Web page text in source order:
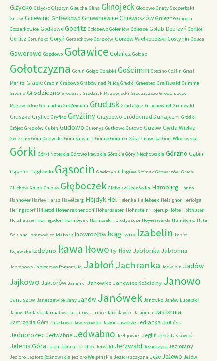
Giżycko Giżycko Olsztyn Glaucha Glina Glinojeck Glodowo Gnaty Szczerbaki
Gniew Gniewino Gniewkowo GniewniewiceGniewoszów Gniezno Gnoien
Goczałkowice Godkowo Goerlitz Golczewo Goleniów Golesze Golub-Dobrzyń Gorlice
Gorlitz Goruńsko Goryń Gorzechowo Gorzków Gorzów Wielkopolski Gostynin Gouda
Goworowo Gozdowo Goławice Gołańcz Gołdap
Gołotczyzna Gołuń Gołąb Gołąbki Gościmin Gościno Goźlin Graal
Muritz Grabie Grabin Grabowo Grabów nad Pilicą Gradki Graested Greifswald Grimma
Grodno Grodziczno Grodzisk Grodzisk Mazowiecki Grodziszcze Grodziszcze
Mazowieckie Gromadno Großenhain Grudusk Grudziądz Gruenewald Grunwald
Gruszka Gryfice Gryfino Gryźliny Grzybowo Gródek nad Dunajcem Gródki
Grójec Grębków Gubin Gudowo Guronys Gutkowo Gutowo Guzów Gwda Wielka
Gwizdały Góra Dylewska Góra Kalwaria Górale Góraliki Góra Puławska Góra Włodowska
Górki Górki Noteckie Górowo Iławskie Górskie Góry Miechowskie Górzno Gąbin
Gągolin Gągławki Gąsocin Gładczyn Głogów Głomsk Głowaczów Głuch
Głuchów Głusk Głusko Głęboczek Głębokie Hajnówka Hamburg Hanna
Hannover Harlev Harsz Havelberg HejdykHel Helenka Hellebaek Helsignor Herfolge
Heringsdorf Hillerod Hohenreichendorf Hohensaaten Hohnstein Hojerup Holte Holthusen
Holzhausen Horingsdorf Hormówek Hornbaek Horodyszcze Hoyerswerda Humięcino Huta
Szklana Ibramowice Idzbark Inowrocław Isąg Iwno Izabelin Izbica
Kujawska Izdebno Iława Iłowo Iły Iłów Jabłonka Jabłonna
Jabłonowo Jabłonowo Pomorskie JabłońJachranka Jadwisin Jadów
Jajkowo Jaktorów Jamniki Janowiec Janowiec Kościelny Janowo
Januszew Januszewice Jany Janów Janówek Janówko Janów Lubelski
Janów Podlaski Jarmatów Jarnatów Jarnice Jarosławiec Jasionna Jastarnia
Jastrzębia Góra Jaszkowo Jawiszowice Jawor Jaworze Jedlanka Jedliński
Jednorożec Jedwabne Jedwabno Jeglijowiec Jeglin Jelcz-Laskowice
Jelenia Góra Jeleń Jemna Jerichov Jerwałd Jerzwałd Jezierzyce Jeziorany
Jezioro Jezioro Rożnowskie jezioro Wulpińskie Jeziorszczyzna Jeże Jeżewo Jeżów